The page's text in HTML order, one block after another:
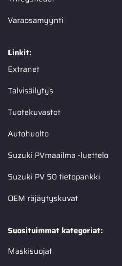
Varaosamyynti
Linkit:
Extranet
Talvisäilytys
Tuotekuvastot
Autohuolto
Suzuki PVmaailma -luettelo
Suzuki PV 50 tietopankki
OEM räjäytyskuvat
Suosituimmat kategoriat:
Maskisuojat